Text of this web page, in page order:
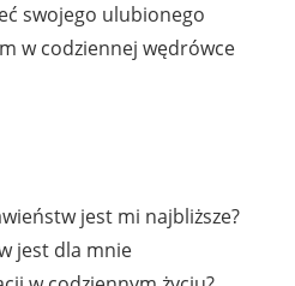
swojego ulubionego
w codziennej wędrówce
jest mi najbliższe?
jest dla mnie